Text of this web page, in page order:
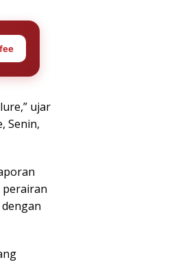
ujar
Senin,
perairan